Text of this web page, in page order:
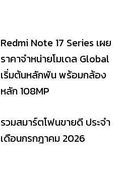
Redmi Note 17 Series เผย
ราคาจำหน่ายโมเดล Global
เริ่มต้นหลักพัน พร้อมกล้อง
หลัก 108MP
รวมสมาร์ตโฟนขายดี ประจำ
เดือนกรกฎาคม 2026